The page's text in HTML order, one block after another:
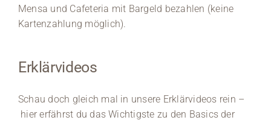
Mensa und Cafeteria mit Bargeld bezahlen (keine
Kartenzahlung möglich).
Erklärvideos
Schau doch gleich mal in unsere Erklärvideos rein –
hier erfährst du das Wichtigste zu den Basics der